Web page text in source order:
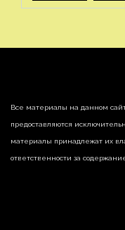
Все материалы на данном
предоставляются
материалы принадлежат их
ответственности за